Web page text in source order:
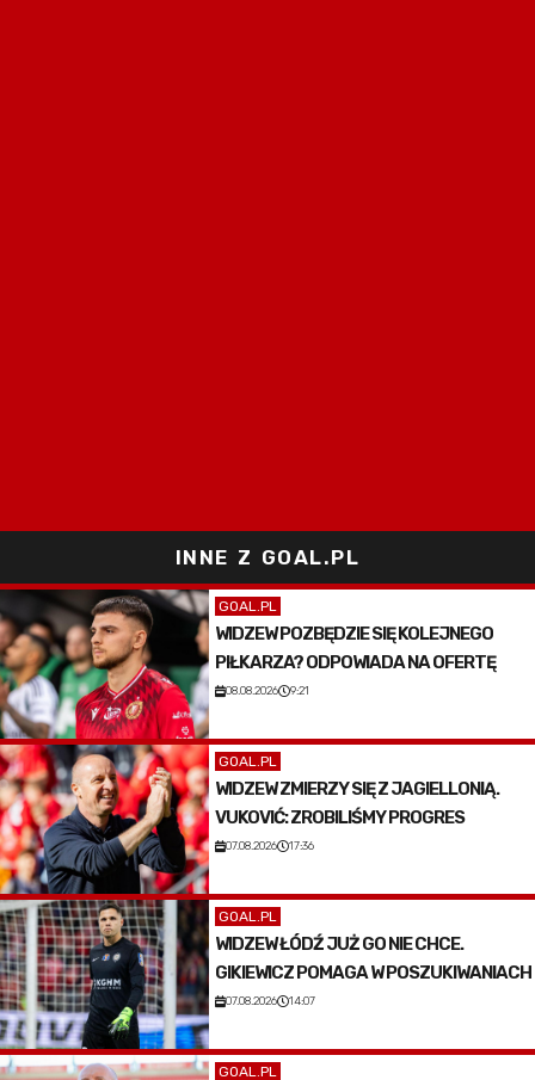
INNE Z GOAL.PL
GOAL.PL
WIDZEW POZBĘDZIE SIĘ KOLEJNEGO
PIŁKARZA? ODPOWIADA NA OFERTĘ
08.08.2026 9:21
GOAL.PL
WIDZEW ZMIERZY SIĘ Z JAGIELLONIĄ.
VUKOVIĆ: ZROBILIŚMY PROGRES
07.08.2026 17:36
GOAL.PL
WIDZEW ŁÓDŹ JUŻ GO NIE CHCE.
GIKIEWICZ POMAGA W POSZUKIWANIACH
07.08.2026 14:07
GOAL.PL